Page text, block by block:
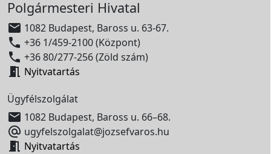
Polgármesteri Hivatal
 1082 Budapest, Baross u. 63-67.
 +36 1/459-2100 (Központ)
 +36 80/277-256 (Zöld szám)
 Nyitvatartás
Ügyfélszolgálat
 1082 Budapest, Baross u. 66–68.
 ugyfelszolgalat@jozsefvaros.hu
 Nyitvatartás